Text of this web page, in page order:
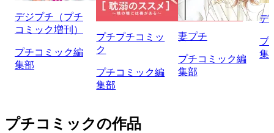
デジプチ（プチ
コミック増刊）
プチコミック編
集部
プチプチコミッ
ク
プチコミック編
集部
妻プチ
プチコミック編
集部
デ
プ
集
プチコミックの作品